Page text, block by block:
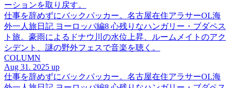
ーションを取り戻す。
仕事を辞めずにバックパッカー。名古屋在住アラサーOL海
外一人旅日記 ヨーロッパ編8 心残りなハンガリー・ブダペス
ト旅。豪雨によるドナウ川の水位上昇、ルームメイトのアク
シデント、謎の野外フェスで音楽を聴く。
COLUMN
Aug 31. 2025 up
仕事を辞めずにバックパッカー。名古屋在住アラサーOL海